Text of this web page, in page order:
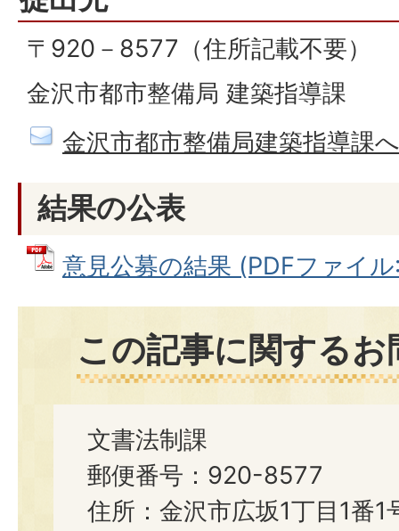
〒920－8577（住所記載不要）
金沢市都市整備局 建築指導課
金沢市都市整備局建築指導課
結果の公表
意見公募の結果 (PDFファイ
この記事に関する
文書法制課
郵便番号：920-8577
住所：金沢市広坂1丁目1番1